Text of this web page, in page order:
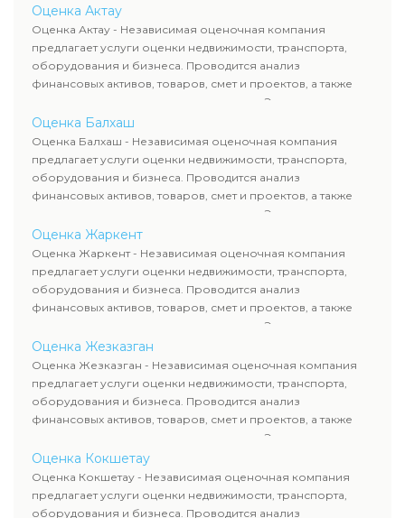
определяют рыночную стоимость имущества и
рассчитывают ущерб. Все отчеты соответствуют
требованиям законодательства и используются для
сделок, кредитования и судебных процессов.
Оценка Актау
Оценка Актау - Независимая оценочная компания
предлагает услуги оценки недвижимости, транспорта,
оборудования и бизнеса. Проводится анализ
финансовых активов, товаров, смет и проектов, а также
оценка животных и недропользования. Эксперты
определяют рыночную стоимость имущества и
рассчитывают ущерб. Все отчеты соответствуют
требованиям законодательства и используются для
сделок, кредитования и судебных процессов.
Оценка Балхаш
Оценка Балхаш - Независимая оценочная компания
предлагает услуги оценки недвижимости, транспорта,
оборудования и бизнеса. Проводится анализ
финансовых активов, товаров, смет и проектов, а также
оценка животных и недропользования. Эксперты
определяют рыночную стоимость имущества и
рассчитывают ущерб. Все отчеты соответствуют
требованиям законодательства и используются для
сделок, кредитования и судебных процессов.
Оценка Жаркент
Оценка Жаркент - Независимая оценочная компания
предлагает услуги оценки недвижимости, транспорта,
оборудования и бизнеса. Проводится анализ
финансовых активов, товаров, смет и проектов, а также
оценка животных и недропользования. Эксперты
определяют рыночную стоимость имущества и
рассчитывают ущерб. Все отчеты соответствуют
требованиям законодательства и используются для
сделок, кредитования и судебных процессов.
Оценка Жезказган
Оценка Жезказган - Независимая оценочная компания
предлагает услуги оценки недвижимости, транспорта,
оборудования и бизнеса. Проводится анализ
финансовых активов, товаров, смет и проектов, а также
оценка животных и недропользования. Эксперты
определяют рыночную стоимость имущества и
рассчитывают ущерб. Все отчеты соответствуют
требованиям законодательства и используются для
сделок, кредитования и судебных процессов.
Оценка Кокшетау
Оценка Кокшетау - Независимая оценочная компания
предлагает услуги оценки недвижимости, транспорта,
оборудования и бизнеса. Проводится анализ